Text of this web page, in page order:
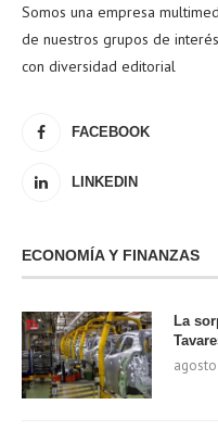
Somos una empresa
de nuestros grupos de
con diversidad editorial
FACEBOOK
LINKEDIN
ECONOMÍA Y FINANZAS
La